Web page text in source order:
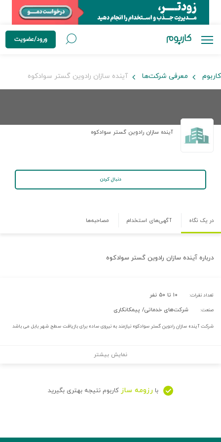
ورود/عضویت
کاربوم معرفی شرکت‌ها آینده سازان رادوین گستر سوادکوه
آینده سازان رادوین گستر سوادکوه
دنبال کردن
در یک نگاه آگهی‌های استخدام مصاحبه‌ها
درباره آینده سازان رادوین گستر سوادکوه
تعداد نفرات: ۱۰ تا ۵۰ نفر
صنعت: شرکت‌های خدماتی/ پیمکانکاری
شرکت آینده سازان رادوین گستر سوادکوه نیازمند به نیروی ساده برای بازیافت سطح شهر بابل می باشد
نمایش بیشتر
با رزومه ساز کاربوم نتیجه بهتری بگیرید